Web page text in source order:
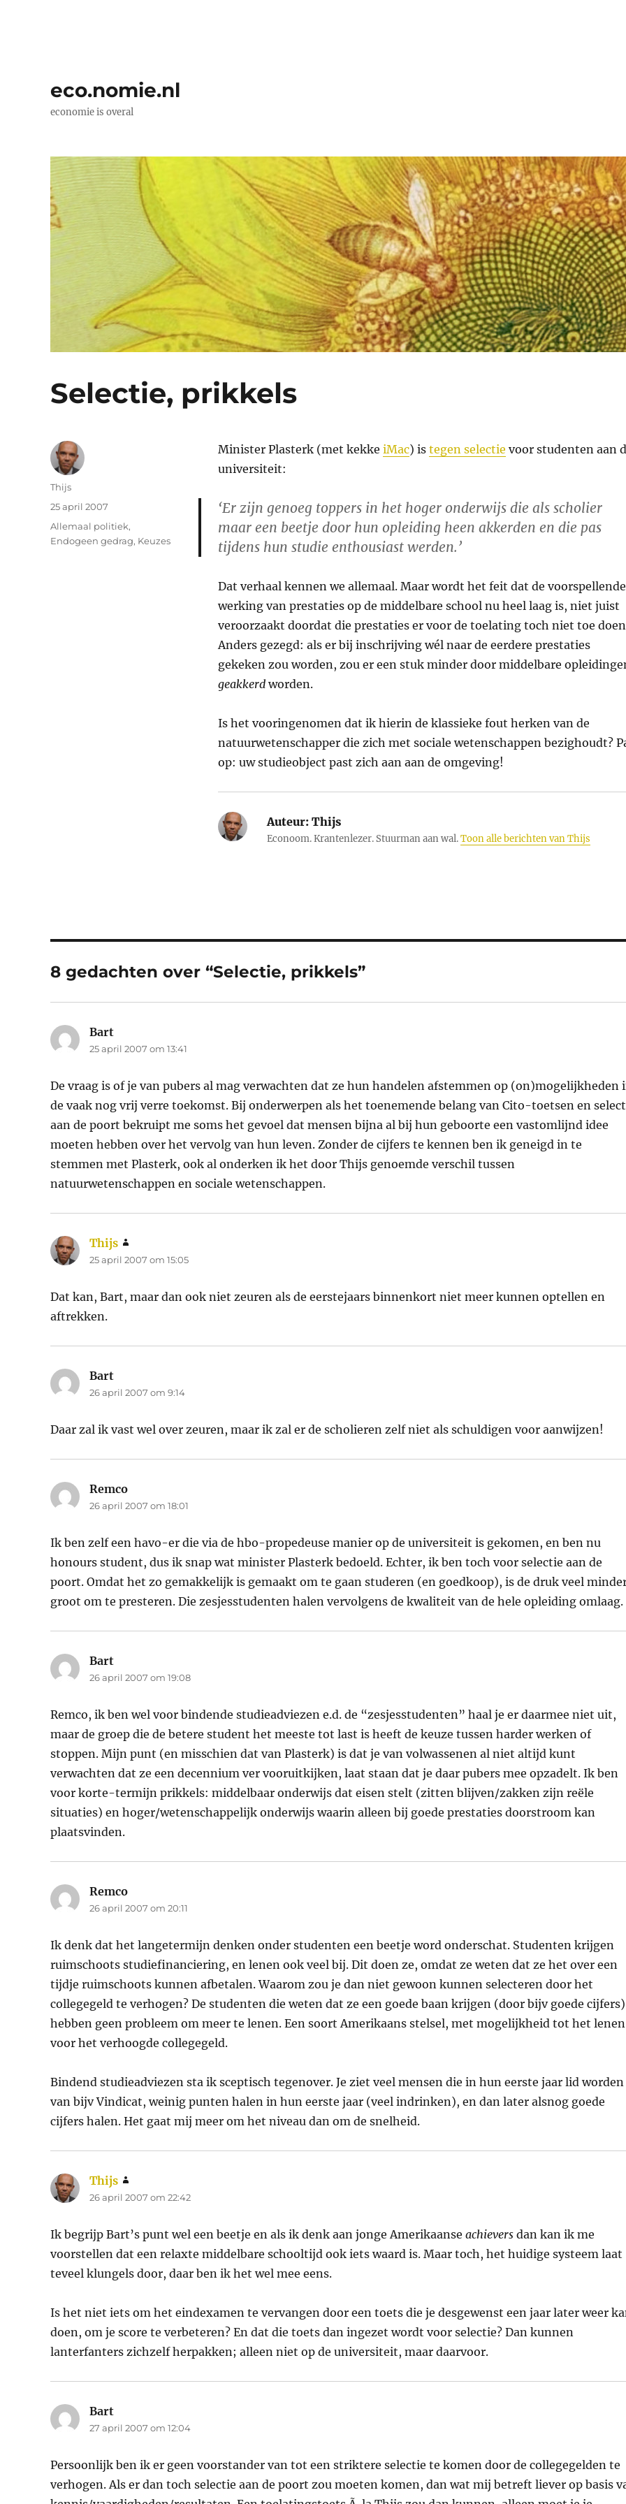
eco.nomie.nl
economie is overal
Selectie, prikkels
Minister Plasterk (met kekke iMac) is tegen selectie voor studenten aan
universiteit:
‘Er zijn genoeg toppers in het hoger onderwijs die als scholier
maar een beetje door hun opleiding heen akkerden en die pas
tijdens hun studie enthousiast werden.’
Dat verhaal kennen we allemaal. Maar wordt het feit dat de voorspellende
werking van prestaties op de middelbare school nu heel laag is, niet juist
veroorzaakt doordat die prestaties er voor de toelating toch niet toe
Anders gezegd: als er bij inschrijving wél naar de eerdere prestaties
gekeken zou worden, zou er een stuk minder door middelbare
geakkerd worden.
Is het vooringenomen dat ik hierin de klassieke fout herken van de
natuurwetenschapper die zich met sociale wetenschappen bezighoudt?
op: uw studieobject past zich aan aan de omgeving!
Auteur: Thijs
Econoom. Krantenlezer. Stuurman aan wal.Toon alle berichten van Thijs
Auteur
Thijs
Geplaatst
op
25 april 2007
Categorieën
Allemaal politiek,
Endogeen gedrag, Keuzes
8 gedachten over “Selectie, prikkels”
Bart
25 april 2007 om 13:41
De vraag is of je van pubers al mag verwachten dat ze hun handelen afstemmen op (on)mogelijkheden
de vaak nog vrij verre toekomst. Bij onderwerpen als het toenemende belang van Cito-toetsen en
aan de poort bekruipt me soms het gevoel dat mensen bijna al bij hun geboorte een vastomlijnd idee
moeten hebben over het vervolg van hun leven. Zonder de cijfers te kennen ben ik geneigd in te
stemmen met Plasterk, ook al onderken ik het door Thijs genoemde verschil tussen
natuurwetenschappen en sociale wetenschappen.
Thijs
25 april 2007 om 15:05
Dat kan, Bart, maar dan ook niet zeuren als de eerstejaars binnenkort niet meer kunnen optellen en
aftrekken.
Bart
26 april 2007 om 9:14
Daar zal ik vast wel over zeuren, maar ik zal er de scholieren zelf niet als schuldigen voor aanwijzen!
Remco
26 april 2007 om 18:01
Ik ben zelf een havo-er die via de hbo-propedeuse manier op de universiteit is gekomen, en ben nu
honours student, dus ik snap wat minister Plasterk bedoeld. Echter, ik ben toch voor selectie aan de
poort. Omdat het zo gemakkelijk is gemaakt om te gaan studeren (en goedkoop), is de druk veel
groot om te presteren. Die zesjesstudenten halen vervolgens de kwaliteit van de hele opleiding omlaag.
Bart
26 april 2007 om 19:08
Remco, ik ben wel voor bindende studieadviezen e.d. de “zesjesstudenten” haal je er daarmee niet uit,
maar de groep die de betere student het meeste tot last is heeft de keuze tussen harder werken of
stoppen. Mijn punt (en misschien dat van Plasterk) is dat je van volwassenen al niet altijd kunt
verwachten dat ze een decennium ver vooruitkijken, laat staan dat je daar pubers mee opzadelt. Ik ben
voor korte-termijn prikkels: middelbaar onderwijs dat eisen stelt (zitten blijven/zakken zijn reële
situaties) en hoger/wetenschappelijk onderwijs waarin alleen bij goede prestaties doorstroom kan
plaatsvinden.
Remco
26 april 2007 om 20:11
Ik denk dat het langetermijn denken onder studenten een beetje word onderschat. Studenten krijgen
ruimschoots studiefinanciering, en lenen ook veel bij. Dit doen ze, omdat ze weten dat ze het over een
tijdje ruimschoots kunnen afbetalen. Waarom zou je dan niet gewoon kunnen selecteren door het
collegegeld te verhogen? De studenten die weten dat ze een goede baan krijgen (door bijv goede
hebben geen probleem om meer te lenen. Een soort Amerikaans stelsel, met mogelijkheid tot het lenen
voor het verhoogde collegegeld.
Bindend studieadviezen sta ik sceptisch tegenover. Je ziet veel mensen die in hun eerste jaar lid worden
van bijv Vindicat, weinig punten halen in hun eerste jaar (veel indrinken), en dan later alsnog goede
cijfers halen. Het gaat mij meer om het niveau dan om de snelheid.
Thijs
26 april 2007 om 22:42
Ik begrijp Bart’s punt wel een beetje en als ik denk aan jonge Amerikaanse achievers dan kan ik me
voorstellen dat een relaxte middelbare schooltijd ook iets waard is. Maar toch, het huidige systeem laat
teveel klungels door, daar ben ik het wel mee eens.
Is het niet iets om het eindexamen te vervangen door een toets die je desgewenst een jaar later weer
doen, om je score te verbeteren? En dat die toets dan ingezet wordt voor selectie? Dan kunnen
lanterfanters zichzelf herpakken; alleen niet op de universiteit, maar daarvoor.
Bart
27 april 2007 om 12:04
Persoonlijk ben ik er geen voorstander van tot een striktere selectie te komen door de collegegelden te
verhogen. Als er dan toch selectie aan de poort zou moeten komen, dan wat mij betreft liever op basis